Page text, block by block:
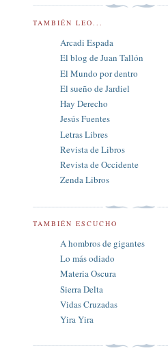
TAMBIÉN LEO...
Arcadi Espada
El blog de Juan Tallón
El Mundo por dentro
El sueño de Jardiel
Hay Derecho
Jesús Fuentes
Letras Libres
Revista de Libros
Revista de Occidente
Zenda Libros
TAMBIÉN ESCUCHO
A hombros de gigantes
Lo más odiado
Materia Oscura
Sierra Delta
Vidas Cruzadas
Yira Yira